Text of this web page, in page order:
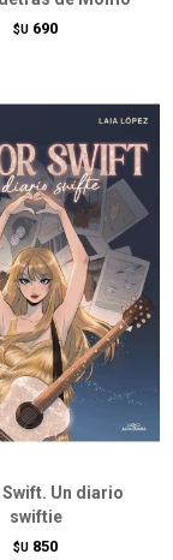
$U 690
Un diario
swiftie
$U 850